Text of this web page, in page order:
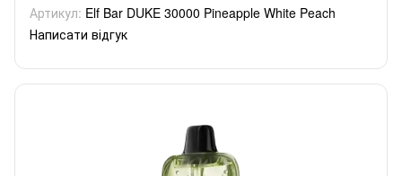
Артикул: Elf Bar DUKE 30000 Pineapple White Peach
Написати відгук